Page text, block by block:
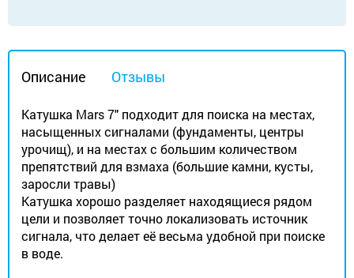
Описание Отзывы
Катушка Mars 7" подходит для поиска на местах,
насыщенных сигналами (фундаменты, центры
урочищ), и на местах с большим количеством
препятствий для взмаха (большие камни, кусты,
заросли травы)
Катушка хорошо разделяет находящиеся рядом
цели и позволяет точно локализовать источник
сигнала, что делает её весьма удобной при поиске
в воде.